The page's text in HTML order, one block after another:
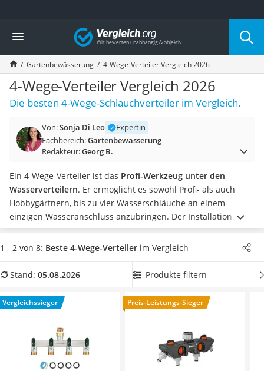
Die beliebtesten Vergleiche nach Kategorie
Baumarkt
Tresor feuerfest
Makita-Akku-Rasenmäher
Kappsäge
Smartes Türschloss
Akku-Rasentrimmer
Split-Klimaanlage 2 Innengeräte
Pelletofen
Tiefbrunnenpumpe
Fliesenschneider
Hochdruckreiniger
Doppelschleifer
Überwachungskamera
Benzinrasenmäher mit Elektrostart
Löschdecke
Winterharte Palmen
Gasdurchlauferhitzer
Vergleich
Gartenbewässerung 4-Wege-Verteiler Vergleich 2026
4-Wege-Verteiler Vergleich 2026
Die besten 4-Wege-Schlauchverteiler im Vergleich.
Von:Sonja Di Leo
Expertin
Fachbereich:Gartenbewässerung
Redakteur:Georg B.
Ein 4-Wege-Verteiler ist das Profi-Werkzeug unter den
Wasserverteilern. Er ermöglicht es sowohl Profi- als auch
Hobbygärtnern, bis zu vier Wasserschläuche an einem
einzigen Wasseranschluss anzubringen. Der Installation
einer Bewässerungsanlage steht somit nichts im Weg. Denn
nun ist ausreichend Platz für Schlauch, Computer und
absperrbare Ventile für die individuelle Nutzung der
Vergleichstabelle einen
4-Wege-Verteiler mit
Schlauchadapter
, um Gartenschläuche problemlos
anzuschließen. Überzeugt hat uns hier im August 2026
besonders das Modell
Wisdomgarden 4-Wege-Verteiler
seinen Eigenschaften.
1 - 2 von 8: Beste 4-Wege-Verteiler im Vergleich
Stand: 05.08.2026 Produkte filtern
Vergleichssieger Preis-Leistungs-Sieger